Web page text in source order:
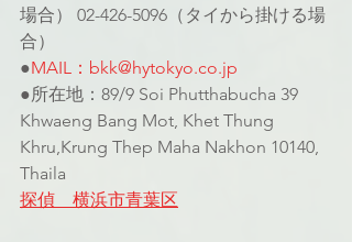
場合） 02-426-5096（タイから掛ける場
合）
●MAIL：bkk@hytokyo.co.jp
●所在地：89/9 Soi Phutthabucha 39
Khwaeng Bang Mot, Khet Thung
Khru,Krung Thep Maha Nakhon 10140,
Thaila
探偵　横浜市青葉区